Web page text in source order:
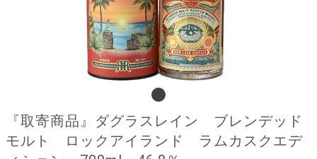
『取寄商品』ダグラスレイン ブレンデッド
モルト ロックアイランド ラムカスクエデ